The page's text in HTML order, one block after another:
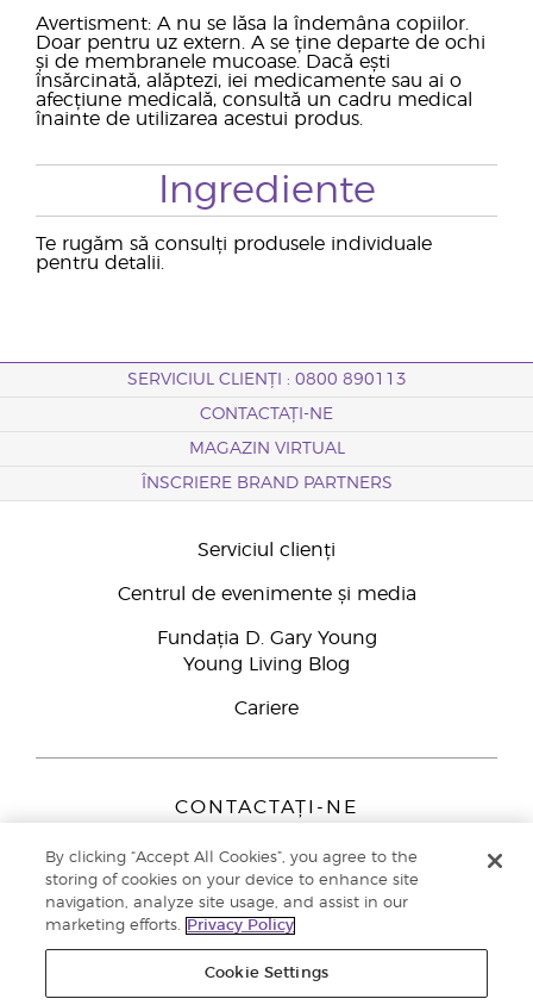
Avertisment: A nu se lăsa la îndemâna copiilor.
Doar pentru uz extern. A se ține departe de ochi
și de membranele mucoase. Dacă ești
însărcinată, alăptezi, iei medicamente sau ai o
afecțiune medicală, consultă un cadru medical
înainte de utilizarea acestui produs.
Ingrediente
Te rugăm să consulți produsele individuale
pentru detalii.
SERVICIUL CLIENȚI : 0800 890113
CONTACTAȚI-NE
MAGAZIN VIRTUAL
ÎNSCRIERE BRAND PARTNERS
Serviciul clienți
Centrul de evenimente și media
Fundația D. Gary Young
Young Living Blog
Cariere
CONTACTAȚI-NE
Peizerweg 97
9727 AJ Groningen
Netherlands
Înscriere Brand Partners0800 890113
By clicking “Accept All Cookies”, you agree to the
storing of cookies on your device to enhance site
navigation, analyze site usage, and assist in our
marketing efforts.
Privacy Policy
Cookie Settings